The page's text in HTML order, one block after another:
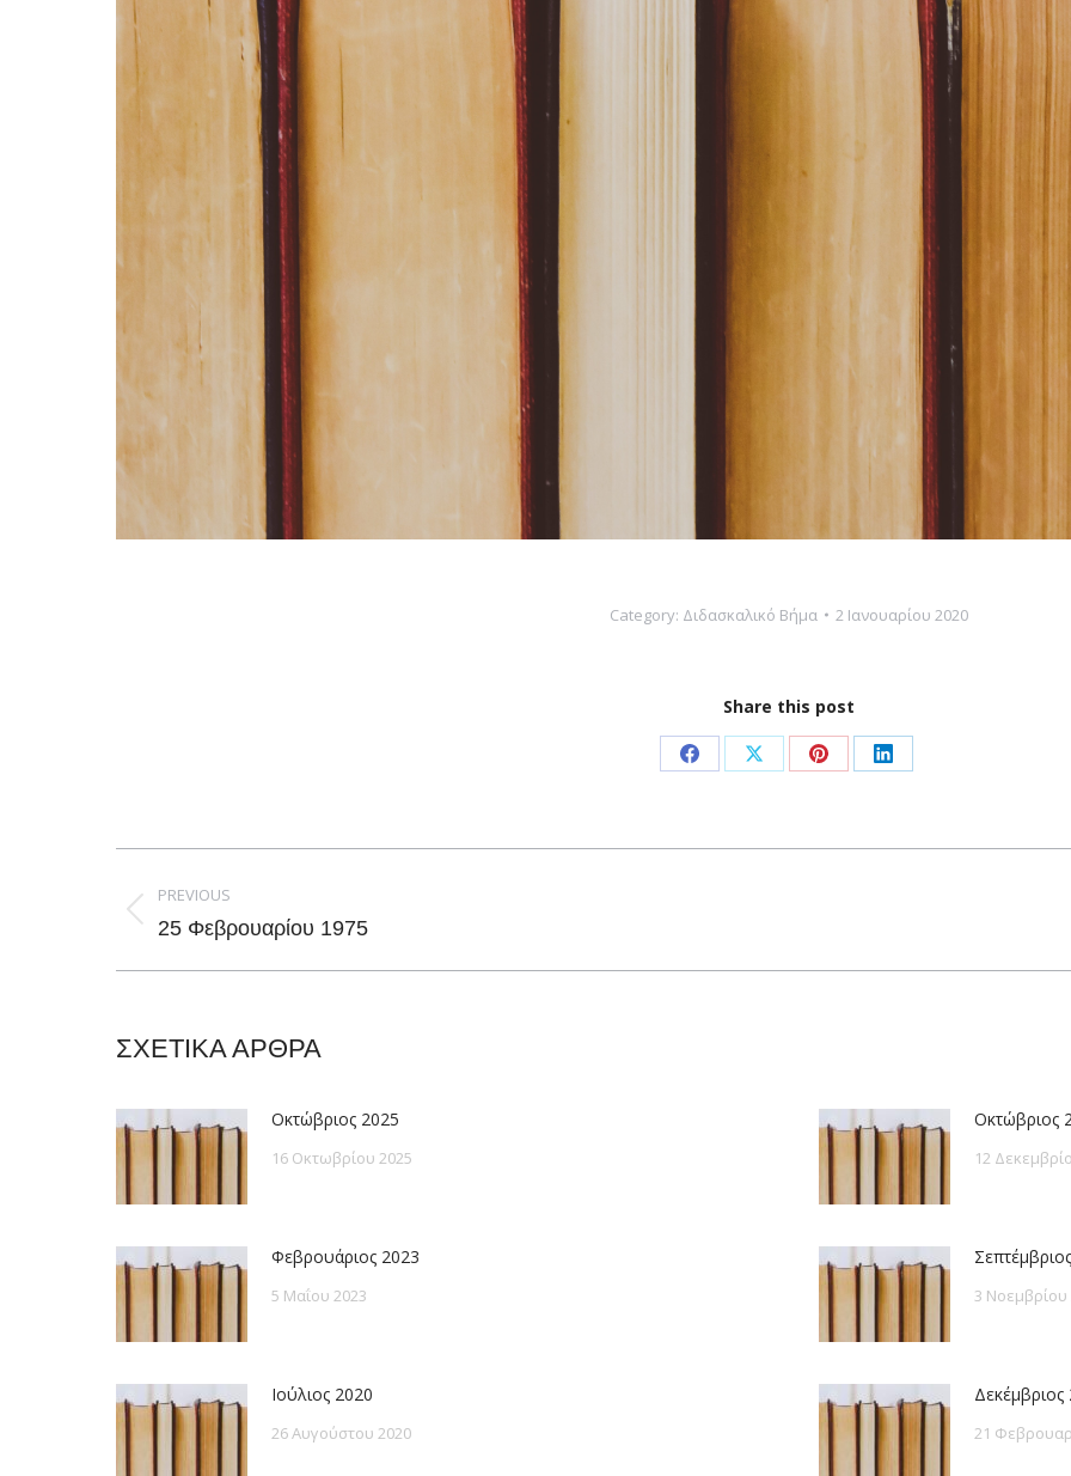
Category: Διδασκαλικό Βήμα 2 Ιανουαρίου 2020
Share this post
Share
Facebook
Share
X
Share
Pinterest
Share
LinkedIn
navigation
PREVIOUS
Previous
25 Φεβρουαρίου 1975
ΣΧΕΤΙΚΑ ΑΡΘΡΑ
Οκτώβριος 2025
16 Οκτωβρίου 2025
Οκτώβριος
12
Φεβρουάριος 2023
5 Μαΐου 2023 3 Νοεμβρίου
Ιούλιος 2020
26 Αυγούστου 2020
Δεκέμβριος
21